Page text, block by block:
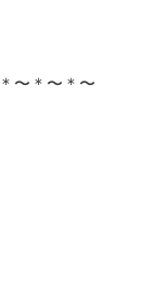
〜＊〜＊〜